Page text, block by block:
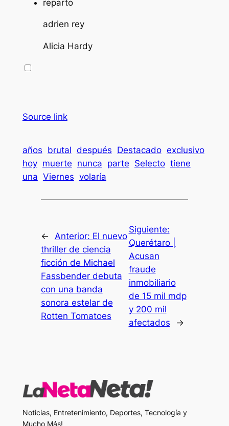
adrien rey
Alicia Hardy
Source link
años brutal después Destacado exclusivo
hoy muerte nunca parte Selecto tiene
una Viernes volaría
← Anterior: El nuevo
thriller de ciencia
ficción de Michael
Fassbender debuta
con una banda
sonora estelar de
Rotten Tomatoes
Siguiente:
Querétaro |
Acusan
fraude
inmobiliario
de 15 mil mdp
y 200 mil
afectados
→
Noticias, Entretenimiento, Deportes, Tecnología y
Mucho Más!